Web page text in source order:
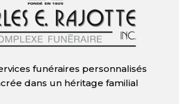
funéraires personnalisés
dans un héritage familial